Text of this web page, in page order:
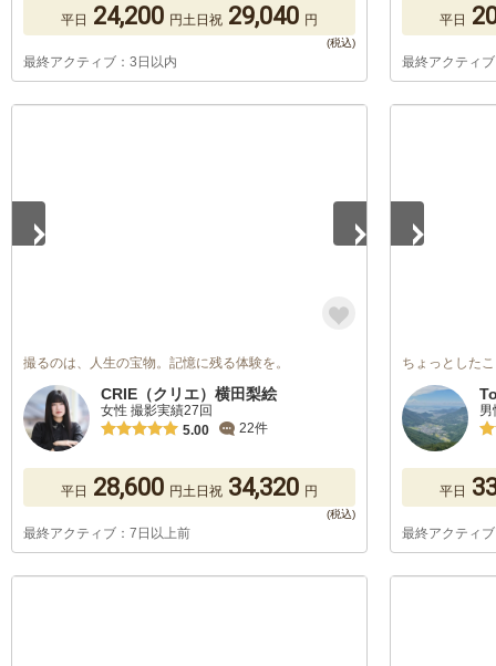
平日 24,200 円土日祝 29,040 円
最終アクティブ：3日以内
平日
最終アクティ
撮るのは、人生の宝物。記憶に残る体験を。
CRIE（クリエ）横田梨絵
女性 撮影実績27回
5.00
22件
平日 28,600 円土日祝 34,320 円
最終アクティブ：7日以上前
ちょっとした
平日
最終アクティ